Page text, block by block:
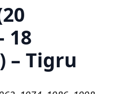
18
– Tigru